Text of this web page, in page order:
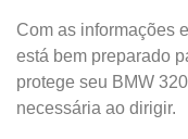
Com as informações
está bem preparado
protege seu BMW
necessária ao dirigir.